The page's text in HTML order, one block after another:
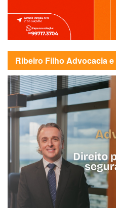
Ribeiro Filho Advocacia